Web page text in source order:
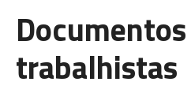
Documentos
trabalhistas